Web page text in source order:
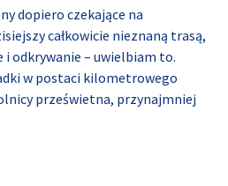
dopiero czekające na
całkowicie nieznaną trasą,
i odkrywanie – uwielbiam to.
w postaci kilometrowego
prześwietna, przynajmniej